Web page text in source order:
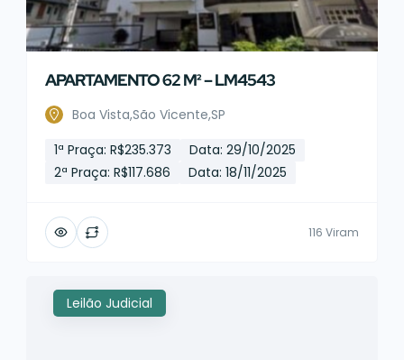
APARTAMENTO 62 M² – LM4543
Boa Vista,São Vicente,SP
1ª Praça: R$235.373
Data: 29/10/2025
2ª Praça: R$117.686
Data: 18/11/2025
116 Viram
Leilão Judicial